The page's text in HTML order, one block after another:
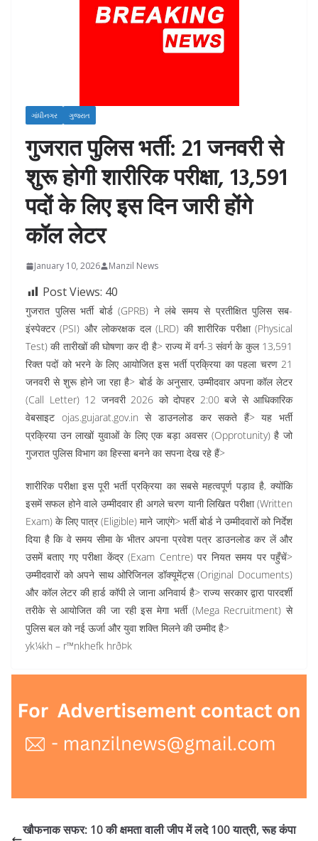
ગાંધીનગર ગુજરાત
गुजरात पुलिस भर्ती: 21 जनवरी से
शुरू होगी शारीरिक परीक्षा, 13,591
पदों के लिए इस दिन जारी होंगे
कॉल लेटर
January 10, 2026 Manzil News
Post Views: 40
गुजरात पुलिस भर्ती बोर्ड (GPRB) ने लंबे समय से प्रतीक्षित पुलिस सब-
इंस्पेक्टर (PSI) और लोकरक्षक दल (LRD) की शारीरिक परीक्षा (Physical
Test) की तारीखों की घोषणा कर दी है> राज्य में वर्ग-3 संवर्ग के कुल 13,591
रिक्त पदों को भरने के लिए आयोजित इस भर्ती प्रक्रिया का पहला चरण 21
जनवरी से शुरू होने जा रहा है> बोर्ड के अनुसार, उम्मीदवार अपना कॉल लेटर
(Call Letter) 12 जनवरी 2026 को दोपहर 2:00 बजे से आधिकारिक
वेबसाइट ojas.gujarat.gov.in से डाउनलोड कर सकते हैं> यह भर्ती
प्रक्रिया उन लाखों युवाओं के लिए एक बड़ा अवसर (Opprotunity) है जो
गुजरात पुलिस विभाग का हिस्सा बनने का सपना देख रहे हैं>
शारीरिक परीक्षा इस पूरी भर्ती प्रक्रिया का सबसे महत्वपूर्ण पड़ाव है, क्योंकि
इसमें सफल होने वाले उम्मीदवार ही अगले चरण यानी लिखित परीक्षा (Written
Exam) के लिए पात्र (Eligible) माने जाएंगे> भर्ती बोर्ड ने उम्मीदवारों को निर्देश
दिया है कि वे समय सीमा के भीतर अपना प्रवेश पत्र डाउनलोड कर लें और
उसमें बताए गए परीक्षा केंद्र (Exam Centre) पर नियत समय पर पहुँचें>
उम्मीदवारों को अपने साथ ओरिजिनल डॉक्यूमेंट्स (Original Documents)
और कॉल लेटर की हार्ड कॉपी ले जाना अनिवार्य है> राज्य सरकार द्वारा पारदर्शी
तरीके से आयोजित की जा रही इस मेगा भर्ती (Mega Recruitment) से
पुलिस बल को नई ऊर्जा और युवा शक्ति मिलने की उम्मीद है>
yk¼kh – r™nkhefk hrðÞk
खौफनाक सफर: 10 की क्षमता वाली जीप में लदे 100 यात्री, रूह कंपा